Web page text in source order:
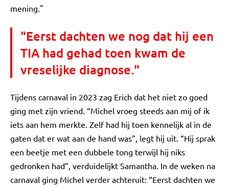
mening."
"Eerst dachten we nog dat hij een
TIA had gehad toen kwam de
vreselijke diagnose."
Tijdens carnaval in 2023 zag Erich dat het niet zo goed
ging met zijn vriend. “Michel vroeg steeds aan mij of ik
iets aan hem merkte. Zelf had hij toen kennelijk al in de
gaten dat er wat aan de hand was”, legt hij uit. “Hij sprak
een beetje met een dubbele tong terwijl hij niks
gedronken had”, verduidelijkt Samantha. In de weken na
carnaval ging Michel verder achteruit: “Eerst dachten we